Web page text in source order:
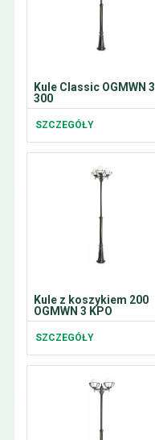
Kule Classic OGMWN 3
300
SZCZEGÓŁY
Kule z koszykiem 200
OGMWN 3 KPO
SZCZEGÓŁY